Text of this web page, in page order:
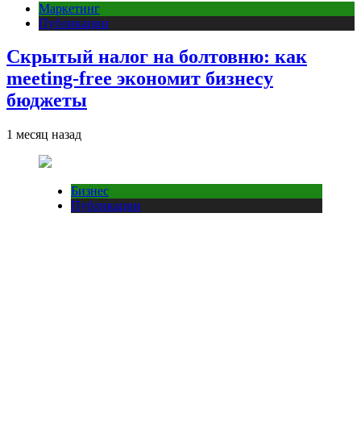
Маркетинг
Публикации
Скрытый налог на болтовню: как
meeting-free экономит бизнесу
бюджеты
1 месяц назад
Бизнес
Публикации